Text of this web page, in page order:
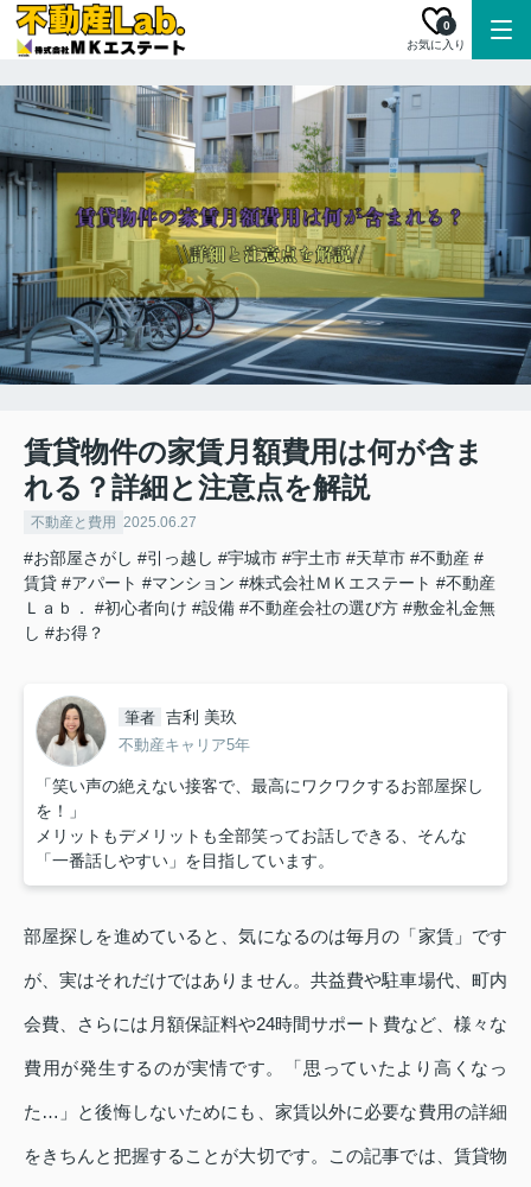
お気に入り
0
賃貸物件の家賃月額費用は何が含ま
れる？詳細と注意点を解説
不動産と費用 2025.06.27
#お部屋さがし #引っ越し #宇城市 #宇土市 #天草市 #不動産 #
賃貸 #アパート #マンション #株式会社ＭＫエステート #不動産
Ｌａｂ．
#初心者向け #設備 #不動産会社の選び方 #敷金礼金無
し #お得？
筆者 吉利 美玖
不動産キャリア5年
「笑い声の絶えない接客で、最高にワクワクするお部屋探し
を！」
メリットもデメリットも全部笑ってお話しできる、そんな
「一番話しやすい」を目指しています。
部屋探しを進めていると、気になるのは毎月の「家賃」です
が、実はそれだけではありません。共益費や駐車場代、町内
会費、さらには月額保証料や24時間サポート費など、様々な
費用が発生するのが実情です。「思っていたより高くなっ
た…」と後悔しないためにも、家賃以外に必要な費用の詳細
をきちんと把握することが大切です。この記事では、賃貸物